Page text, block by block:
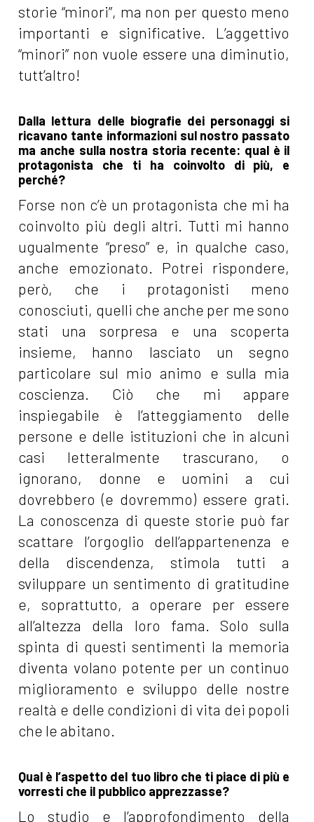
storie “minori”, ma non per questo meno
importanti e significative. L’aggettivo
“minori” non vuole essere una diminutio,
tutt’altro!
Dalla lettura delle biografie dei personaggi si
ricavano tante informazioni sul nostro passato
ma anche sulla nostra storia recente: qual è il
protagonista che ti ha coinvolto di più, e
perché?
Forse non c’è un protagonista che mi ha
coinvolto più degli altri. Tutti mi hanno
ugualmente “preso” e, in qualche caso,
anche emozionato. Potrei rispondere,
però, che i protagonisti meno
conosciuti, quelli che anche per me sono
stati una sorpresa e una scoperta
insieme, hanno lasciato un segno
particolare sul mio animo e sulla mia
coscienza. Ciò che mi appare
inspiegabile è l’atteggiamento delle
persone e delle istituzioni che in alcuni
casi letteralmente trascurano, o
ignorano, donne e uomini a cui
dovrebbero (e dovremmo) essere grati.
La conoscenza di queste storie può far
scattare l’orgoglio dell’appartenenza e
della discendenza, stimola tutti a
sviluppare un sentimento di gratitudine
e, soprattutto, a operare per essere
all’altezza della loro fama. Solo sulla
spinta di questi sentimenti la memoria
diventa volano potente per un continuo
miglioramento e sviluppo delle nostre
realtà e delle condizioni di vita dei popoli
che le abitano.
Qual è l’aspetto del tuo libro che ti piace di più e
vorresti che il pubblico apprezzasse?
Lo studio e l’approfondimento della